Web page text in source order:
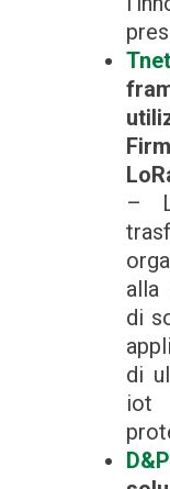
Tnet
–
alla
di
di
iot